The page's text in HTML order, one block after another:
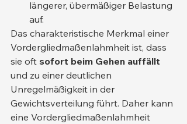
längerer, übermäßiger Belastung
auf.
Das charakteristische Merkmal einer
Vordergliedmaßenlahmheit ist, dass
sie oft sofort beim Gehen auffällt
und zu einer deutlichen
Unregelmäßigkeit in der
Gewichtsverteilung führt. Daher kann
eine Vordergliedmaßenlahmheit